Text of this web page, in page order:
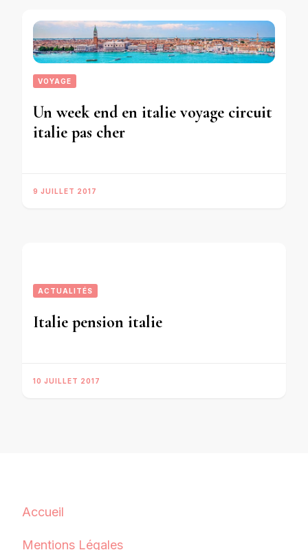
VOYAGE
Un week end en italie voyage circuit
italie pas cher
9 JUILLET 2017
ACTUALITÉS
Italie pension italie
10 JUILLET 2017
Accueil
Mentions Légales